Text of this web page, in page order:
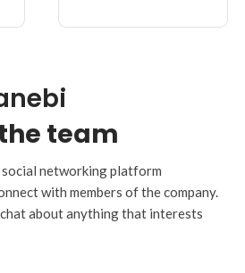
team
social networking platform
with members of the company.
about anything that interests